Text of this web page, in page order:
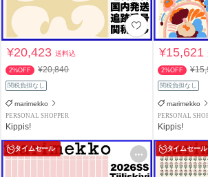
¥20,423送料込
2%OFF ¥20,840
関税負担なし
marimekko
PERSONAL SHOPPER
Kippis!
¥15,621
2%OFF
関税負担なし
marimekko
PERSONAL
Kippis!
タイムセール タイムセール